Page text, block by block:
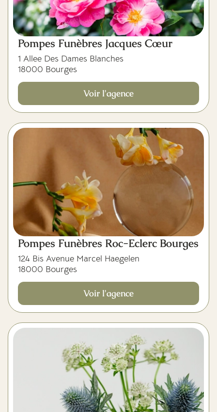
Pompes Funèbres Jacques Cœur
1 Allee Des Dames Blanches
18000 Bourges
Voir l'agence
Pompes Funèbres Roc-Eclerc Bourges
124 Bis Avenue Marcel Haegelen
18000 Bourges
Voir l'agence